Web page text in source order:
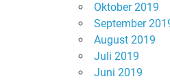
Oktober 2019
September
August 2019
Juli 2019
Juni 2019